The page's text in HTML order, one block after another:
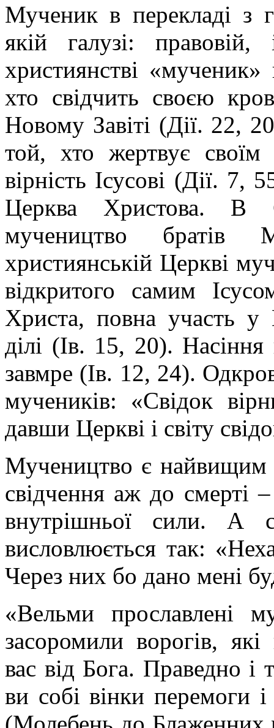
Мученик в перекладі з
якій галузі:
християнстві
хто свідчить своєю
Новому Завіті (Дії. 22,
той, хто жертвує
вірність Ісусові (Дії. 7,
Церква Христова. В
мучеництво
християнській Церкві
відкритого самим
Христа, повна участь у
ділі (Ів. 15, 20). Насіння
завмре (Ів. 12, 24).
мучеників: «Свідок
давши Церкві і світу
Мучеництво є найвищим
свідчення аж до смерті
внутрішньої сили. А
висловлюється так:
Через них бо дано мені
«Вельми прославлені
засоромили ворогів,
вас від Бога. Праведно і
ви собі вінки перемоги